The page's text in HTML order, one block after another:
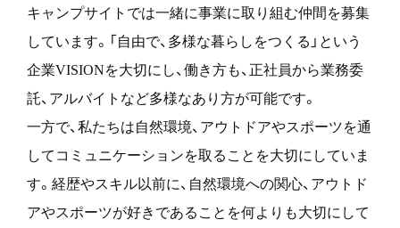
キャンプサイトでは一緒に事業に取り組む仲間を募集
しています。「自由で、多様な暮らしをつくる」という
企業VISIONを大切にし、働き方も、正社員から業務委
託、アルバイトなど多様なあり方が可能です。
一方で、私たちは自然環境、アウトドアやスポーツを通
してコミュニケーションを取ることを大切にしていま
す。経歴やスキル以前に、自然環境への関心、アウトド
アやスポーツが好きであることを何よりも大切にして
Recruit
Contact